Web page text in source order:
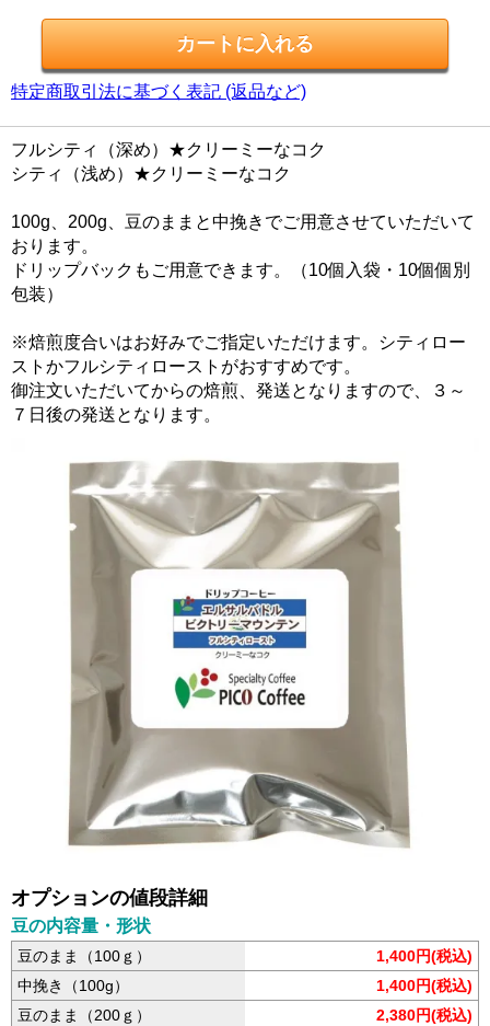
特定商取引法に基づく表記 (返品など)
フルシティ（深め）★クリーミーなコク
シティ（浅め）★クリーミーなコク
100g、200g、豆のままと中挽きでご用意させていただいて
おります。
ドリップバックもご用意できます。（10個入袋・10個個別
包装）
※焙煎度合いはお好みでご指定いただけます。シティロー
ストかフルシティローストがおすすめです。
御注文いただいてからの焙煎、発送となりますので、３～
７日後の発送となります。
オプションの値段詳細
豆の内容量・形状
豆のまま（100ｇ）
1,400円(税込)
中挽き（100g）
1,400円(税込)
豆のまま（200ｇ）
2,380円(税込)